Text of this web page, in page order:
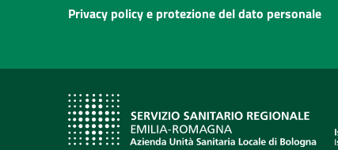
Privacy policy e protezione del dato personale